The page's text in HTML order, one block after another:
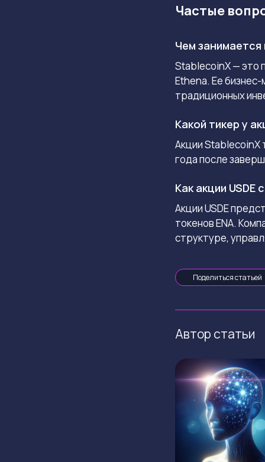
Частые
Чем
StablecoinX — это
Ethena. Ее
традиционных
Какой тикер у
Акции StablecoinX
года после
Как акции
Акции USDE
токенов ENA.
структуре,
Поделиться статьей
Автор статьи